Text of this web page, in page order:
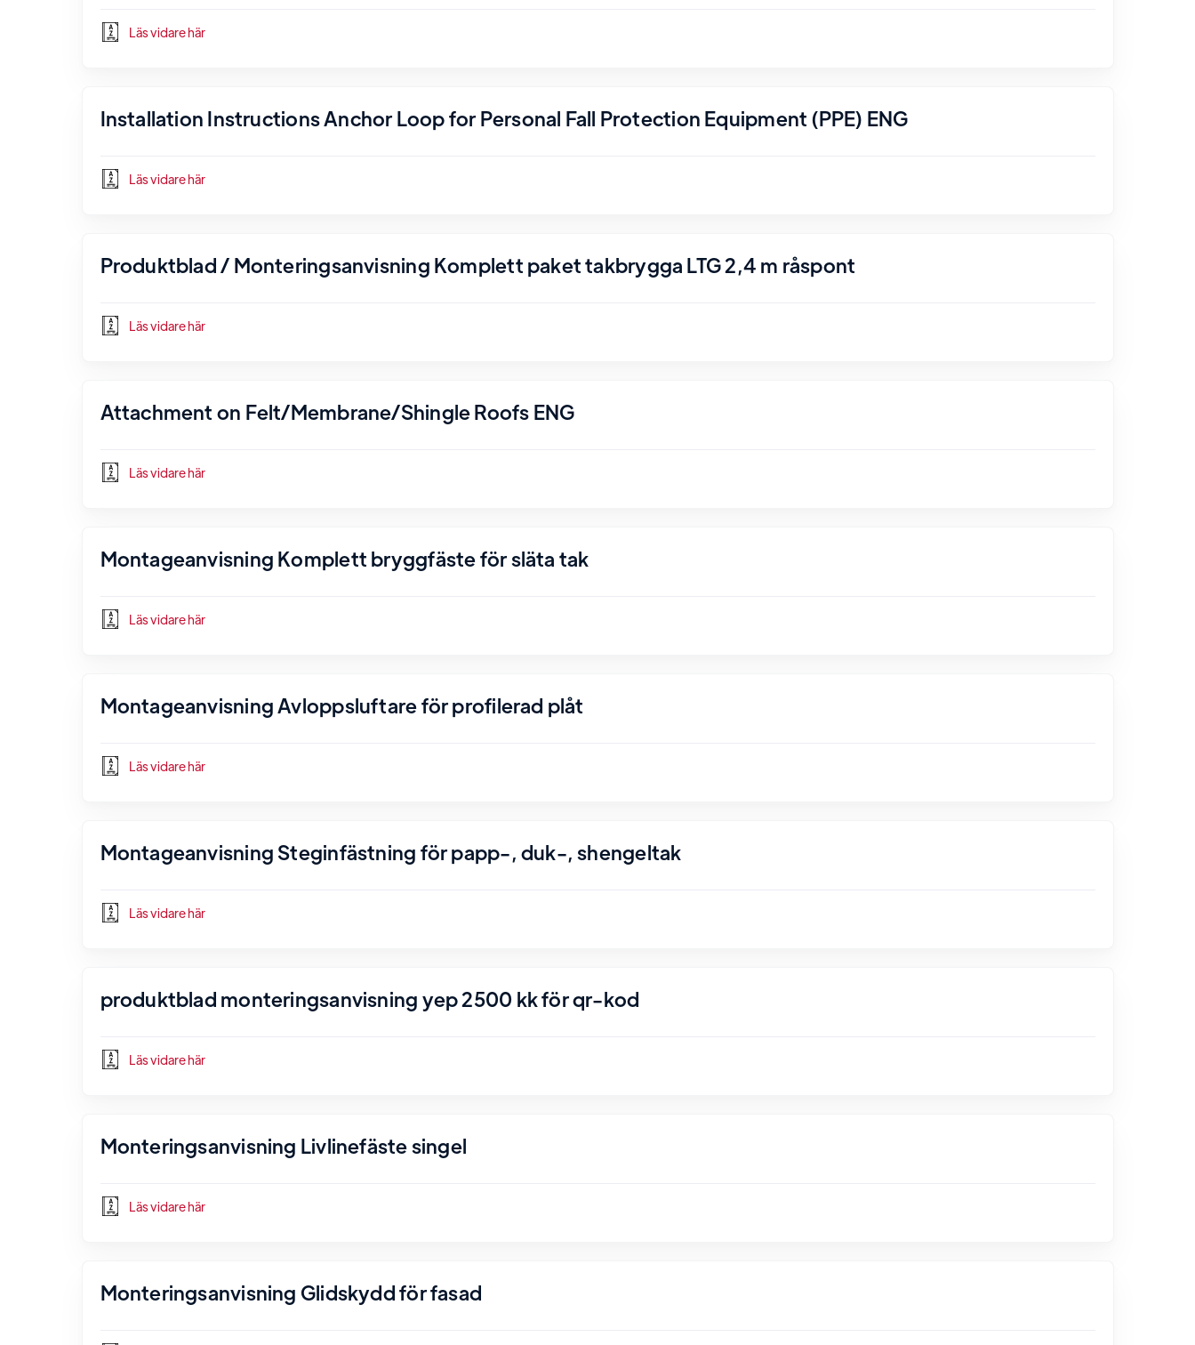
Läs vidare här
Installation Instructions Anchor Loop for Personal Fall Protection Equipment (PPE) ENG
Läs vidare här
Produktblad / Monteringsanvisning Komplett paket takbrygga LTG 2,4 m råspont
Läs vidare här
Attachment on Felt/Membrane/Shingle Roofs ENG
Läs vidare här
Montageanvisning Komplett bryggfäste för släta tak
Läs vidare här
Montageanvisning Avloppsluftare för profilerad plåt
Läs vidare här
Montageanvisning Steginfästning för papp-, duk-, shengeltak
Läs vidare här
produktblad monteringsanvisning yep 2500 kk för qr-kod
Läs vidare här
Monteringsanvisning Livlinefäste singel
Läs vidare här
Monteringsanvisning Glidskydd för fasad